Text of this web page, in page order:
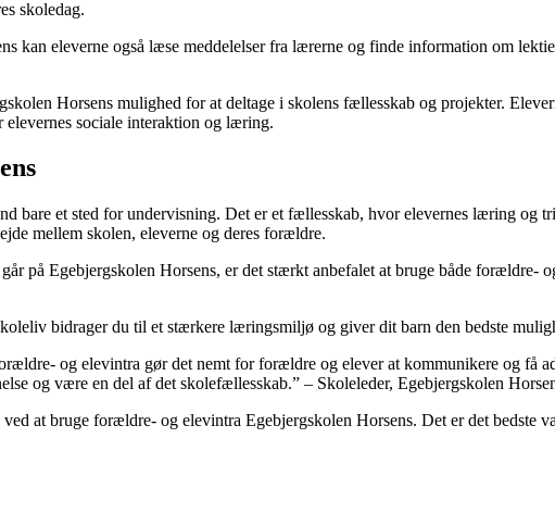
skoledag.
kan eleverne også læse meddelelser fra lærerne og finde information om
Horsens mulighed for at deltage i skolens fællesskab og projekter.
sociale interaktion og læring.
bare et sted for undervisning. Det er et fællesskab, hvor elevernes læring
mellem skolen, eleverne og deres forældre.
på Egebjergskolen Horsens, er det stærkt anbefalet at bruge både
bidrager du til et stærkere læringsmiljø og giver dit barn den bedste
og elevintra gør det nemt for forældre og elever at kommunikere og
og være en del af det skolefællesskab.” – Skoleleder, Egebjergskolen
at bruge forældre- og elevintra Egebjergskolen Horsens. Det er det